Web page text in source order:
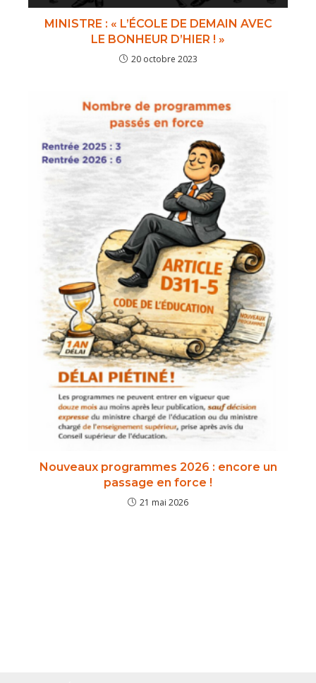
MINISTRE : « L’ÉCOLE DE DEMAIN AVEC
LE BONHEUR D’HIER ! »
20 octobre 2023
Nouveaux programmes 2026 : encore un
passage en force !
21 mai 2026